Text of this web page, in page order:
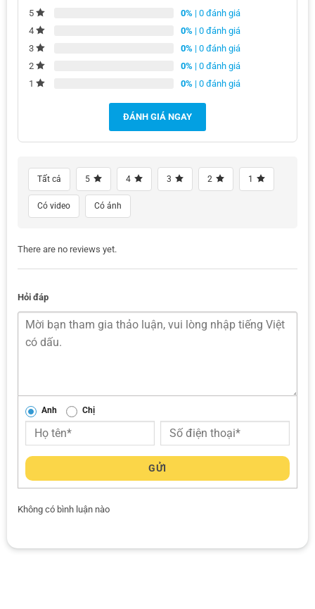
5 0% | 0 đánh giá
4
0% | 0 đánh giá
3
0% | 0 đánh giá
2
0% | 0 đánh giá
1
0% | 0 đánh giá
ĐÁNH GIÁ NGAY
Tất cả 5 4 3 2 1
Có video Có ảnh
There are no reviews yet.
Hỏi đáp
Anh Chị
GỬI
Không có bình luận nào